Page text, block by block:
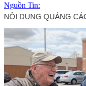
Nguồn Tin: